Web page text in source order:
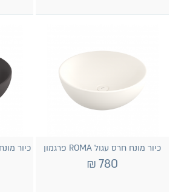
כיור מונח חרס עגול ROMA פרגמון
780
₪